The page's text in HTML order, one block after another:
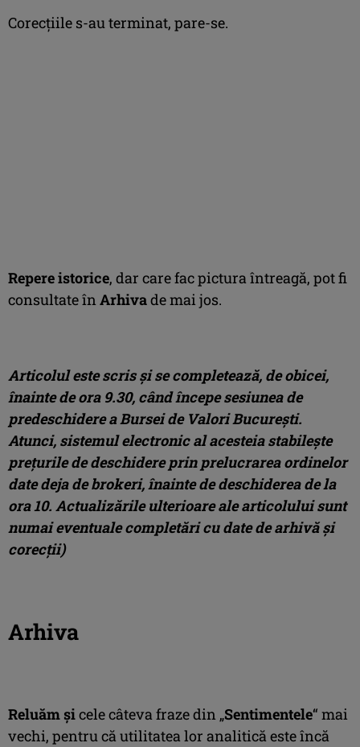
Corecţiile s-au terminat, pare-se.
Repere istorice, dar care fac pictura întreagă, pot fi
consultate în Arhivade mai jos.
Articolul este scris şi se completează, de obicei,
înainte de ora 9.30, când începe sesiunea de
predeschidere a Bursei de Valori Bucureşti.
Atunci, sistemul electronic al acesteia stabileşte
preţurile de deschidere prin prelucrarea ordinelor
date deja de brokeri, înainte de deschiderea de la
ora 10. Actualizările ulterioare ale articolului sunt
numai eventuale completări cu date de arhivă şi
corecţii)
Arhiva
Reluăm şicele câteva fraze din „Sentimentele“ mai
vechi, pentru că utilitatea lor analitică este încă